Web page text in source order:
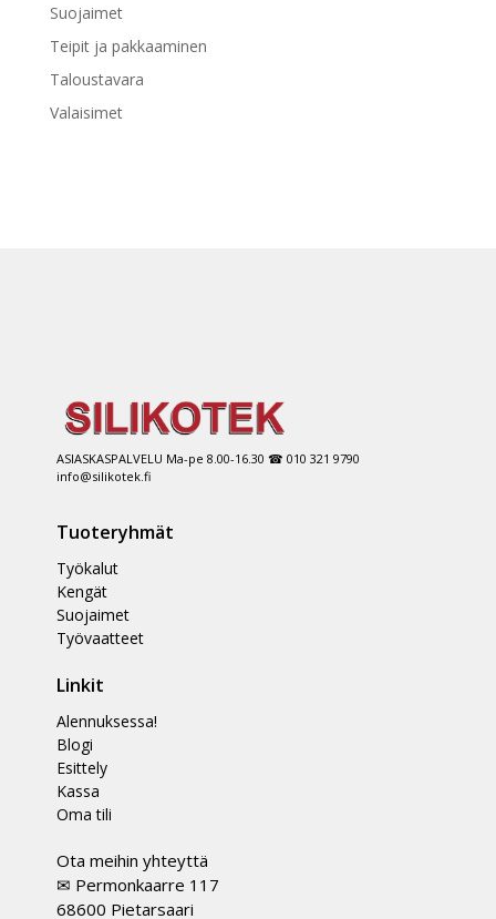
Suojaimet
Teipit ja pakkaaminen
Taloustavara
Valaisimet
ASIASKASPALVELU Ma-pe 8.00-16.30 ☎ 010 321 9790
info@silikotek.fi
Tuoteryhmät
Työkalut
Kengät
Suojaimet
Työvaatteet
Linkit
Alennuksessa!
Blogi
Esittely
Kassa
Oma tili
Ota meihin yhteyttä
✉ Permonkaarre 117
68600 Pietarsaari